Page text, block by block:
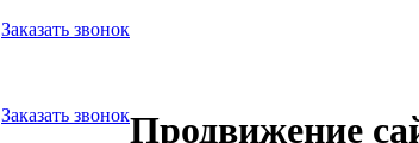
Заказать звонок
Заказать звонокПродвижение